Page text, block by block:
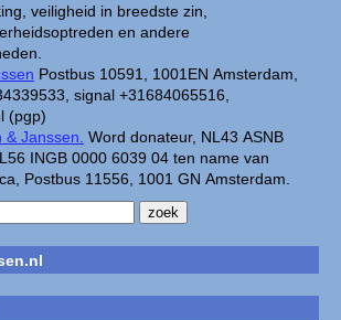
veiligheid in breedste zin,
en andere
Postbus 10591, 1001EN Amsterdam,
signal +31684065516,
(pgp)
Janssen. Word donateur, NL43 ASNB
INGB 0000 6039 04 ten name van
Postbus 11556, 1001 GN Amsterdam.